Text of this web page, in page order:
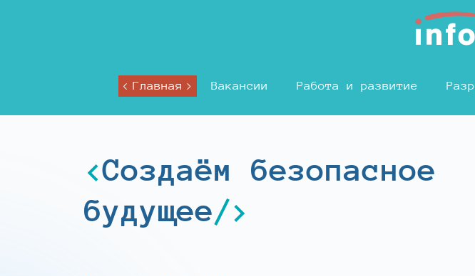
Главная Вакансии Работа и развитие
Создаём безопасное
будущее